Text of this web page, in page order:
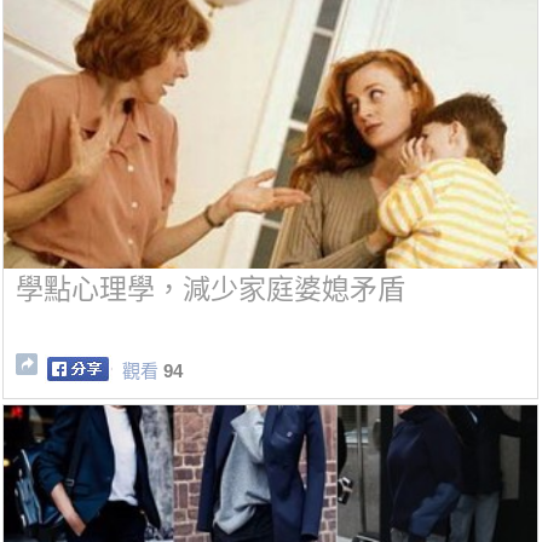
學點心理學，減少家庭婆媳矛盾
觀看 94